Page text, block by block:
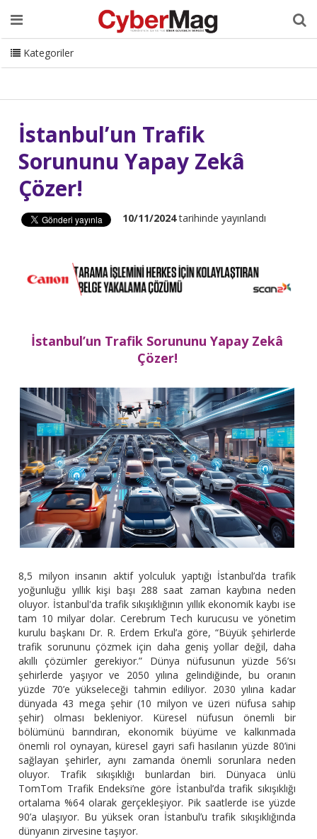
Ana Sayfa Hakkımızda Dergi Editörden
Danışmanlık
ISC Turkey Sizden Gelenler
İletişim
CyberMag Logo
Kategoriler
İstanbul’un Trafik
Sorununu Yapay Zekâ
Çözer!
10/11/2024tarihinde yayınlandı
İstanbul’un Trafik Sorununu Yapay Zekâ
Çözer!
8,5 milyon insanın aktif yolculuk yaptığı İstanbul’da trafik
yoğunluğu yıllık kişi başı 288 saat zaman kaybına neden
oluyor. İstanbul'da trafik sıkışıklığının yıllık ekonomik kaybı ise
tam 10 milyar dolar. Cerebrum Tech kurucusu ve yönetim
kurulu başkanı Dr. R. Erdem Erkul’a göre, “Büyük şehirlerde
trafik sorununu çözmek için daha geniş yollar değil, daha
akıllı çözümler gerekiyor.” Dünya nüfusunun yüzde 56’sı
şehirlerde yaşıyor ve 2050 yılına gelindiğinde, bu oranın
yüzde 70’e yükseleceği tahmin ediliyor. 2030 yılına kadar
dünyada 43 mega şehir (10 milyon ve üzeri nüfusa sahip
şehir) olması bekleniyor. Küresel nüfusun önemli bir
bölümünü barındıran, ekonomik büyüme ve kalkınmada
önemli rol oynayan, küresel gayri safi hasılanın yüzde 80’ini
sağlayan şehirler, aynı zamanda önemli sorunlara neden
oluyor. Trafik sıkışıklığı bunlardan biri. Dünyaca ünlü
TomTom Trafik Endeksi’ne göre İstanbul’da trafik sıkışıklığı
ortalama %64 olarak gerçekleşiyor. Pik saatlerde ise yüzde
90’a ulaşıyor. Bu yüksek oran İstanbul’u trafik sıkışıklığında
dünyanın zirvesine taşıyor.